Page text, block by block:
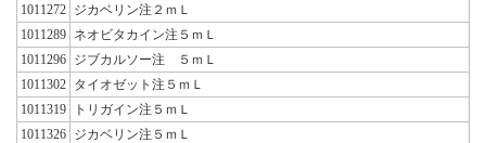
1011272 ジカベリン注２ｍＬ
1011289 ネオビタカイン注５ｍＬ
1011296 ジブカルソー注 ５ｍＬ
1011302 タイオゼット注５ｍＬ
1011319
トリガイン注５ｍＬ
1011326 ジカベリン注５ｍＬ